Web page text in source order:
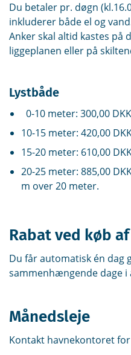
Du betaler pr. døgn
inkluderer både el og
Anker skal altid kastes på
liggeplanen eller på
Lystbåde
0-10 meter: 300,00 DKK
10-15 meter: 420,00
15-20 meter: 610,00
20-25 meter: 885,00
m over 20 meter.
Rabat ved køb af
Du får automatisk én dag
sammenhængende dage i
Månedsleje
Kontakt havnekontoret